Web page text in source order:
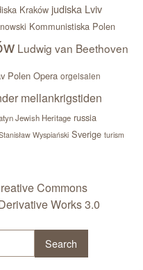
Kraków judiska Lviv
Kommunistiska Polen
Ludwig van Beethoven
Polen Opera orgelsalen
mellankrigstiden
Jewish Heritage russia
Wyspiański Sverige turism
Commons
Works 3.0